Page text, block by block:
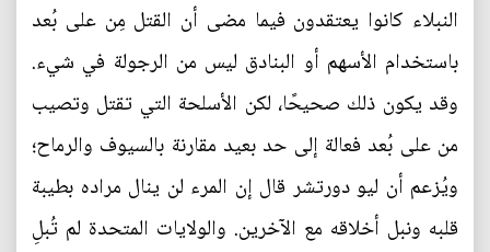
النبلاء كانوا يعتقدون فيما مضى أن القتل مِن على بُعد
باستخدام الأسهم أو البنادق ليس من الرجولة في شيء.
وقد يكون ذلك صحيحًا، لكن الأسلحة التي تقتل وتصيب
من على بُعد فعالة إلى حد بعيد مقارنة بالسيوف والرماح؛
ويُزعم أن ليو دورتشر قال إن المرء لن ينال مراده بطيبة
قلبه ونبل أخلاقه مع الآخرين. والولايات المتحدة لم تُبلِ